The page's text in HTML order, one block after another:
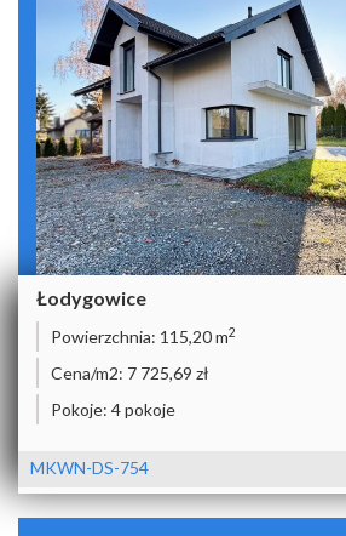
Łodygowice
Powierzchnia: 115,20 m2
Cena/m2: 7 725,69 zł
Pokoje: 4 pokoje
MKWN-DS-754